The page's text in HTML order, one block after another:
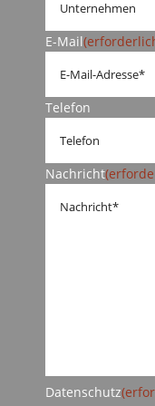
E-Mail
Telefon
Nachricht
Datenschutz